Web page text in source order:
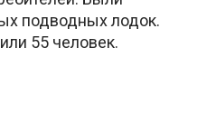
подводных лодок.
55 человек.